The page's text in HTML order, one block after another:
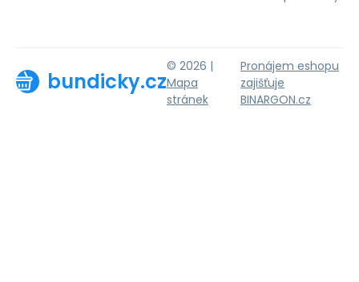
bundicky.cz
© 2026 |
Mapa
stránek
Pronájem eshopu
zajišťuje
BINARGON.cz